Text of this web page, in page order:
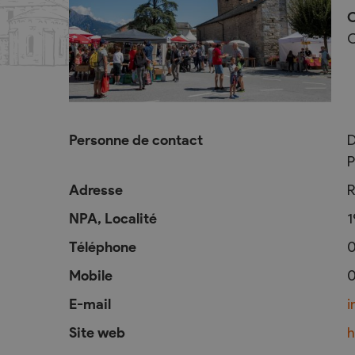
Activités jeunesse
Courses d’écoles
Nuit du conte
Rencontres
Apéros-
Personne de contact
Adresse
NPA, Localité
Téléphone
Mobile
E-mail
Site web